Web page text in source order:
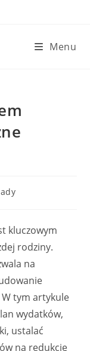
Menu
kluczowym
rodziny.
na
tym artykule
wydatków,
ustalać
na redukcję